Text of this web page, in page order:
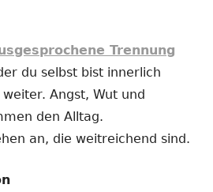
Trennung
du selbst bist innerlich
Angst, Wut und
den Alltag.
an, die weitreichend sind.